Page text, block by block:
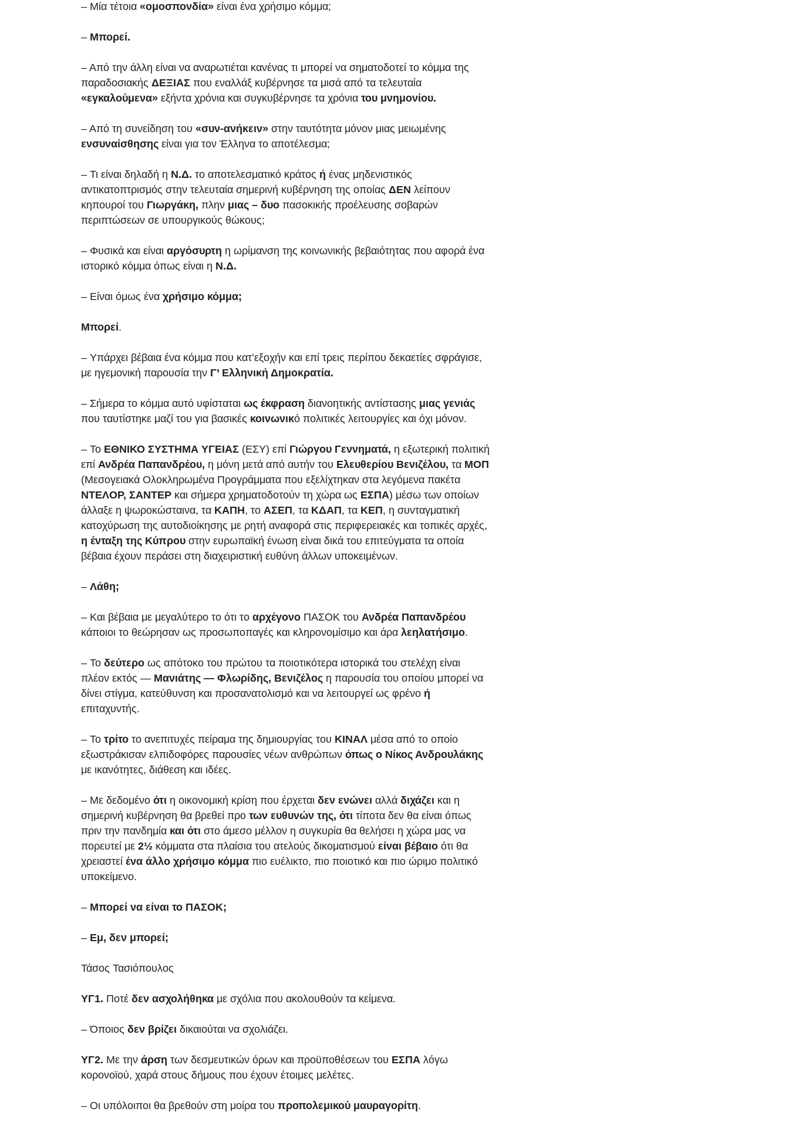
– Μία τέτοια «ομοσπονδία» είναι ένα χρήσιμο κόμμα;
– Μπορεί.
– Από την άλλη είναι να αναρωτιέται κανένας τι μπορεί να σηματοδοτεί το κόμμα της
παραδοσιακής ΔΕΞΙΑΣ που εναλλάξ κυβέρνησε τα μισά από τα τελευταία
«εγκαλούμενα» εξήντα χρόνια και συγκυβέρνησε τα χρόνια του μνημονίου.
– Από τη συνείδηση του «συν-ανήκειν» στην ταυτότητα μόνον μιας μειωμένης
ενσυναίσθησης είναι για τον Έλληνα το αποτέλεσμα;
– Τι είναι δηλαδή η Ν.Δ. το αποτελεσματικό κράτος ή ένας μηδενιστικός
αντικατοπτρισμός στην τελευταία σημερινή κυβέρνηση της οποίας ΔΕΝ λείπουν
κηπουροί του Γιωργάκη, πλην μιας – δυο πασοκικής προέλευσης σοβαρών
περιπτώσεων σε υπουργικούς θώκους;
– Φυσικά και είναι αργόσυρτη η ωρίμανση της κοινωνικής βεβαιότητας που αφορά ένα
ιστορικό κόμμα όπως είναι η Ν.Δ.
– Είναι όμως ένα χρήσιμο κόμμα;
Μπορεί.
– Υπάρχει βέβαια ένα κόμμα που κατ’εξοχήν και επί τρεις περίπου δεκαετίες σφράγισε,
με ηγεμονική παρουσία την Γ’ Ελληνική Δημοκρατία.
– Σήμερα το κόμμα αυτό υφίσταται ως έκφραση διανοητικής αντίστασης μιας γενιάς
που ταυτίστηκε μαζί του για βασικές κοινωνικό πολιτικές λειτουργίες και όχι μόνον.
– Το ΕΘΝΙΚΟ ΣΥΣΤΗΜΑ ΥΓΕΙΑΣ (ΕΣΥ) επί Γιώργου Γεννηματά, η εξωτερική πολιτική
επί Ανδρέα Παπανδρέου, η μόνη μετά από αυτήν του Ελευθερίου Βενιζέλου, τα ΜΟΠ
(Μεσογειακά Ολοκληρωμένα Προγράμματα που εξελίχτηκαν στα λεγόμενα πακέτα
ΝΤΕΛΟΡ, ΣΑΝΤΕΡ και σήμερα χρηματοδοτούν τη χώρα ως ΕΣΠΑ) μέσω των οποίων
άλλαξε η ψωροκώσταινα, τα ΚΑΠΗ, το ΑΣΕΠ, τα ΚΔΑΠ, τα ΚΕΠ, η συνταγματική
κατοχύρωση της αυτοδιοίκησης με ρητή αναφορά στις περιφερειακές και τοπικές αρχές,
η ένταξη της Κύπρου στην ευρωπαϊκή ένωση είναι δικά του επιτεύγματα τα οποία
βέβαια έχουν περάσει στη διαχειριστική ευθύνη άλλων υποκειμένων.
– Λάθη;
– Και βέβαια με μεγαλύτερο το ότι το αρχέγονο ΠΑΣΟΚ του Ανδρέα Παπανδρέου
κάποιοι το θεώρησαν ως προσωποπαγές και κληρονομίσιμο και άρα λεηλατήσιμο.
– Το δεύτερο ως απότοκο του πρώτου τα ποιοτικότερα ιστορικά του στελέχη είναι
πλέον εκτός — Μανιάτης — Φλωρίδης, Βενιζέλος η παρουσία του οποίου μπορεί να
δίνει στίγμα, κατεύθυνση και προσανατολισμό και να λειτουργεί ως φρένο ή
επιταχυντής.
– Το τρίτο το ανεπιτυχές πείραμα της δημιουργίας του ΚΙΝΑΛ μέσα από το οποίο
εξωστράκισαν ελπιδοφόρες παρουσίες νέων ανθρώπων όπως ο Νίκος Ανδρουλάκης
με ικανότητες, διάθεση και ιδέες.
– Με δεδομένο ότι η οικονομική κρίση που έρχεται δεν ενώνει αλλά διχάζει και η
σημερινή κυβέρνηση θα βρεθεί προ των ευθυνών της, ότι τίποτα δεν θα είναι όπως
πριν την πανδημία και ότι στο άμεσο μέλλον η συγκυρία θα θελήσει η χώρα μας να
πορευτεί με 2½ κόμματα στα πλαίσια του ατελούς δικοματισμού είναι βέβαιο ότι θα
χρειαστεί ένα άλλο χρήσιμο κόμμα πιο ευέλικτο, πιο ποιοτικό και πιο ώριμο πολιτικό
υποκείμενο.
– Μπορεί να είναι το ΠΑΣΟΚ;
– Εμ, δεν μπορεί;
Τάσος Τασιόπουλος
ΥΓ1. Ποτέ δεν ασχολήθηκα με σχόλια που ακολουθούν τα κείμενα.
– Όποιος δεν βρίζει δικαιούται να σχολιάζει.
ΥΓ2. Με την άρση των δεσμευτικών όρων και προϋποθέσεων του ΕΣΠΑ λόγω
κορονοϊού, χαρά στους δήμους που έχουν έτοιμες μελέτες.
– Οι υπόλοιποι θα βρεθούν στη μοίρα του προπολεμικού μαυραγορίτη.